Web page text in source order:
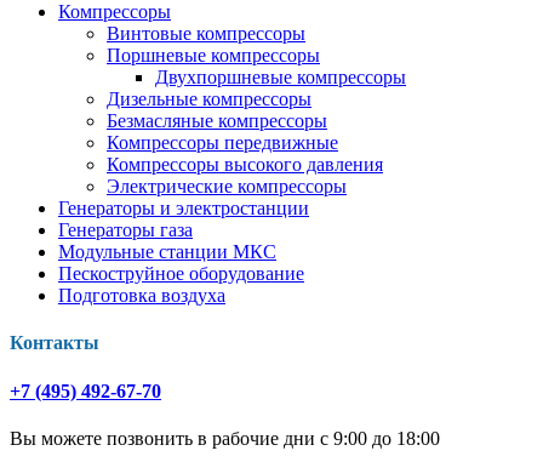
Компрессоры
Винтовые компрессоры
Поршневые компрессоры
Двухпоршневые компрессоры
Дизельные компрессоры
Безмасляные компрессоры
Компрессоры передвижные
Компрессоры высокого давления
Электрические компрессоры
Генераторы и электростанции
Генераторы газа
Модульные станции МКС
Пескоструйное оборудование
Подготовка воздуха
Контакты
+7 (495) 492-67-70
Вы можете позвонить в рабочие дни с 9:00 до 18:00